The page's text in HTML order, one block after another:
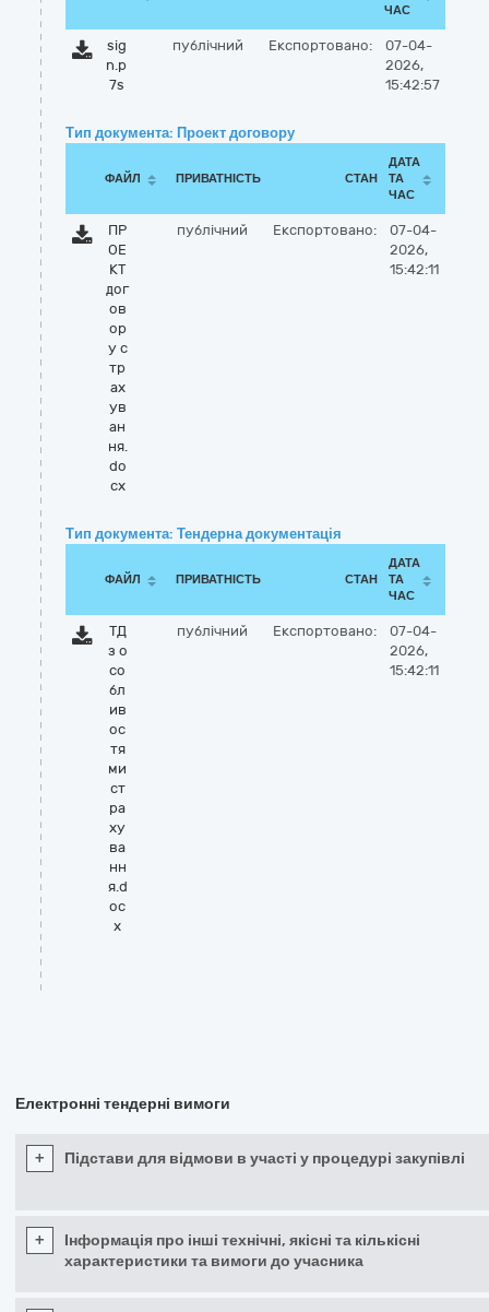
ЧАС
sig
n.p
7s
публічний Експортовано:
07-04-
2026,
15:42:57
Тип документа: Проект договору
ФАЙЛ ПРИВАТНІСТЬ СТАН
ДАТА
ТА
ЧАС
ПР
ОЕ
КТ
дог
ов
ор
у с
тр
ах
ув
ан
ня.
do
cx
публічний Експортовано:
07-04-
2026,
15:42:11
Тип документа: Тендерна документація
ФАЙЛ ПРИВАТНІСТЬ СТАН
ДАТА
ТА
ЧАС
ТД
з о
со
бл
ив
ос
тя
ми
ст
ра
ху
ва
нн
я.d
oc
x
публічний Експортовано:
07-04-
2026,
15:42:11
Електронні тендерні вимоги
+ Підстави для відмови в участі у процедурі закупівлі
+
Інформація про інші технічні, якісні та кількісні
характеристики та вимоги до учасника